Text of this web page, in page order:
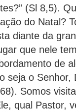
(Sl 8,5).
do Natal?
diante da
que nele
de
seja o
Somos
qual Pastor,